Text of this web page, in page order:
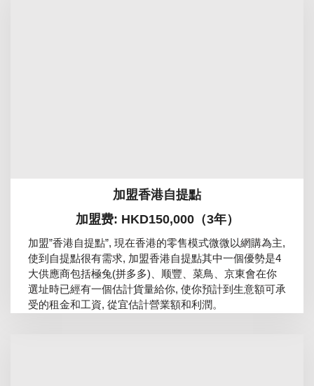
加盟香港自提點
加盟费: HKD150,000（3年）
加盟”香港自提點”, 現在香港的零售模式微微以網購為主,
使到自提點很有需求, 加盟香港自提點其中一個優勢是4
大供應商包括極兔(拼多多)、顺豐、菜鳥、京東會在你
選址時已經有一個估計貨量給你, 使你預計到生意額可承
受的租金和工資, 從宜估計營業額和利潤。